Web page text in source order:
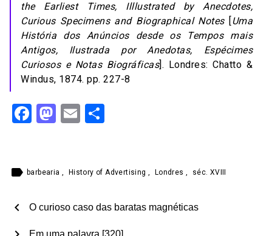
the Earliest Times, Illlustrated by Anecdotes,
Curious Specimens and Biographical Notes[Uma
História dos Anúncios desde os Tempos mais
Antigos, Ilustrada por Anedotas, Espécimes
Curiosos e Notas Biográficas]. Londres: Chatto &
Windus, 1874. pp. 227-8
Facebook
Mastodon
Email
label barbearia, History of Advertising, Londres, séc. XVIII
chevron_left O curioso caso das baratas magnéticas
Em uma palavra [320]